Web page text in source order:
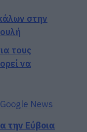
στην
τους
να
Google News
την Εύβοια